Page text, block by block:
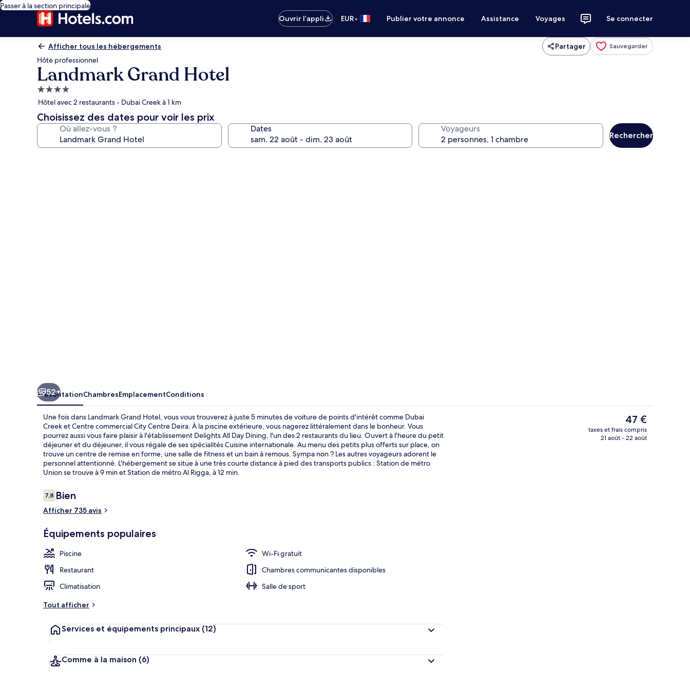
Passer à la section principale
Ouvrir l’appli
EUR• Publier votre annonce Assistance Voyages Se connecter
Afficher tous les hébergements Partager Sauvegarder
Hôte professionnel
Landmark Grand Hotel
Hébergement
4.0 étoiles
Hôtel avec 2 restaurants - Dubai Creek à 1 km
Choisissez des dates pour voir les prix
Où allez-vous ? Dates Voyageurs
Rechercher
Vestibule
52+
PrésentationChambresEmplacementConditions
Une fois dans Landmark Grand Hotel, vous vous trouverez à juste 5 minutes de voiture de points d'intérêt comme Dubai
Creek et Centre commercial City Centre Deira. À la piscine extérieure, vous nagerez littéralement dans le bonheur. Vous
pourrez aussi vous faire plaisir à l'établissement Delights All Day Dining, l'un des 2 restaurants du lieu. Ouvert à l'heure du petit
déjeuner et du déjeuner, il vous régale de ses spécialités Cuisine internationale. Au menu des petits plus offerts sur place, on
trouve un centre de remise en forme, une salle de fitness et un bain à remous. Sympa non ? Les autres voyageurs adorent le
personnel attentionné. L'hébergement se situe à une très courte distance à pied des transports publics : Station de métro
Union se trouve à 9 min et Station de métro Al Rigga, à 12 min.
Avis
voyageurs
7,87,8 sur 10
Bien
Afficher 735 avis
Équipements populaires
Piscine
Wi-Fi gratuit
Restaurant
Chambres communicantes disponibles
Climatisation
Salle de sport
Tout afficher
Services et équipements principaux (12)
Comme à la maison (6)
Le
prix
actuel
47 €
taxes et frais compris
21 août - 22 août